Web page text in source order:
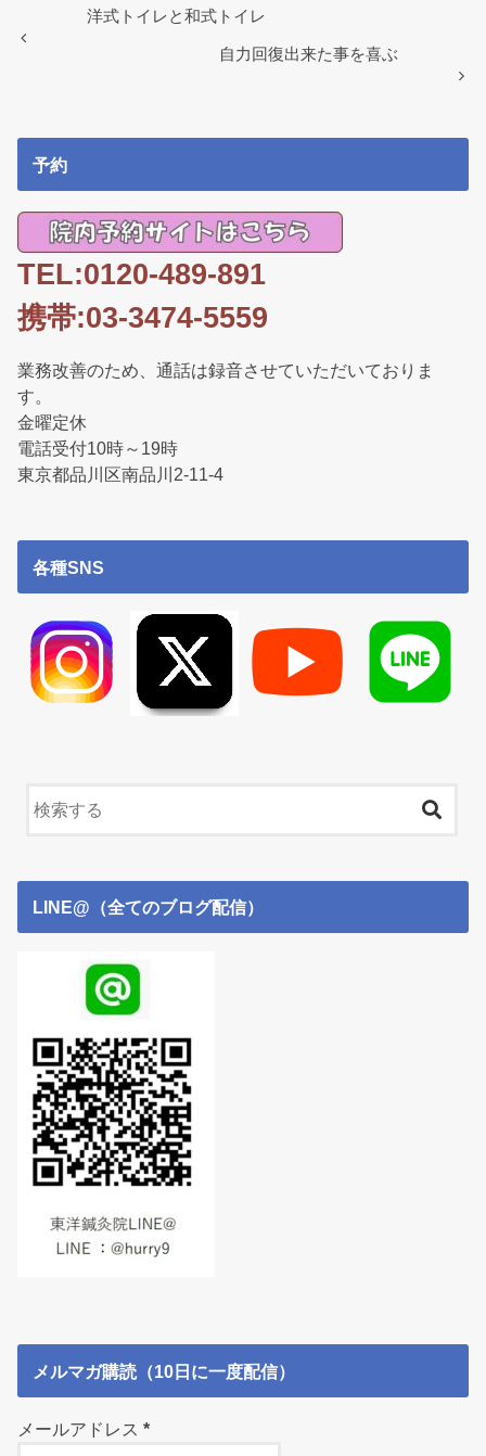
洋式トイレと和式トイレ
自力回復出来た事を喜ぶ
予約
TEL:0120-489-891
携帯:03-3474-5559
業務改善のため、通話は録音させていただいておりま
す。
金曜定休
電話受付10時～19時
東京都品川区南品川2-11-4
各種SNS
LINE@（全てのブログ配信）
メルマガ購読（10日に一度配信）
メールアドレス*